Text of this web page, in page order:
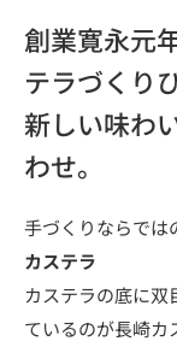
創業寛永元
テラづくり
新しい味わ
わせ。
手づくりならでは
カステラ
カステラの底に双
ているのが長崎カ